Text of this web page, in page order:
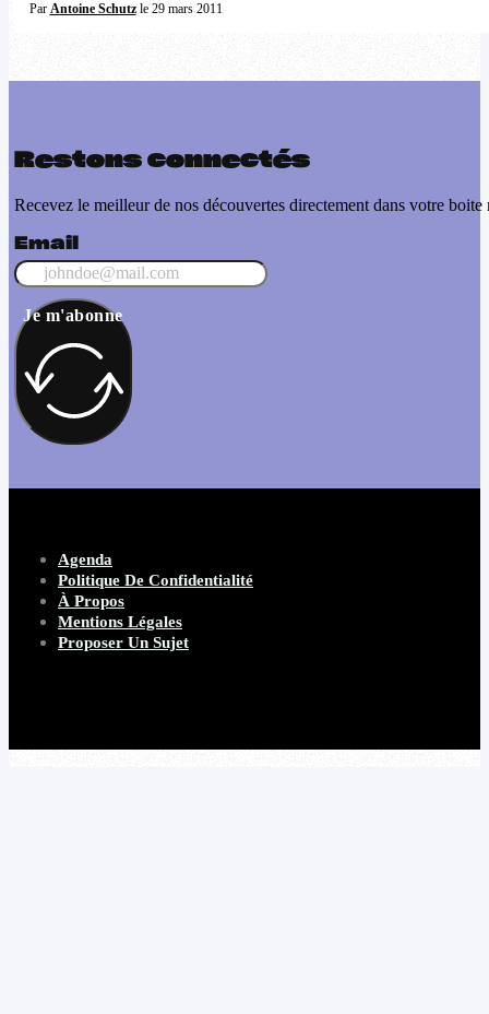
Par Antoine Schutzle 29 mars 2011
Restons connectés
Recevez le meilleur de nos découvertes directement dans votre boite
Email
Je m'abonne
Agenda
Politique De Confidentialité
À Propos
Mentions Légales
Proposer Un Sujet